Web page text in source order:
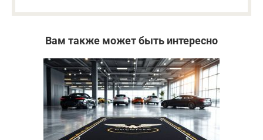
Вам также может быть интересно